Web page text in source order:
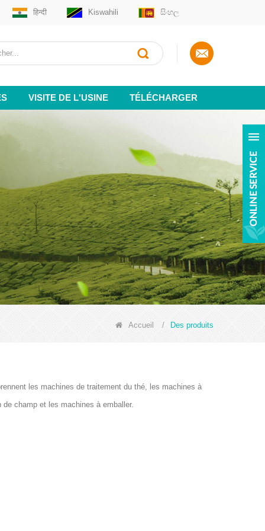
हिन्दी Kiswahili සිංහල
VISITE DE L'USINE TÉLÉCHARGER
Accueil / Des produits
les machines de traitement du thé, les machines à
champ et les machines à emballer.